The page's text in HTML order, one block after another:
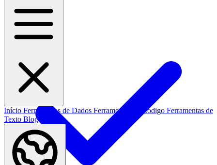
Início Ferramentas de Dados Ferramentas de Codigo Ferramentas de
Texto Blog